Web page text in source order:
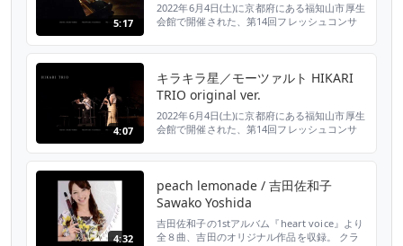
5:17
2022年6月4日(土)に京都府にある福知山市厚生
会館で開催された、第14回フレッシュコンサ
よくご存知の「月の光」ですが、途中から
HIKARI TRIOオリジナルアレンジになり、ガラ
ッと雰囲気が変わります👀✨ HIKAR...
4:07
キラキラ星／モーツァルト HIKARI
TRIO original ver.
2022年6月4日(土)に京都府にある福知山市厚生
会館で開催された、第14回フレッシュコンサ
存知の「キラキラ星」をHIKARI TRIOオリジナ
ルアレンジでお届けします⭐️ HIKARI TRIO
Clarinet 吉田佐...
4:32
peach lemonade / 吉田佐和子
Sawako Yoshida
吉田佐和子の1stアルバム『heart voice』より
全８曲、吉田のオリジナル作品を収録。 クラ